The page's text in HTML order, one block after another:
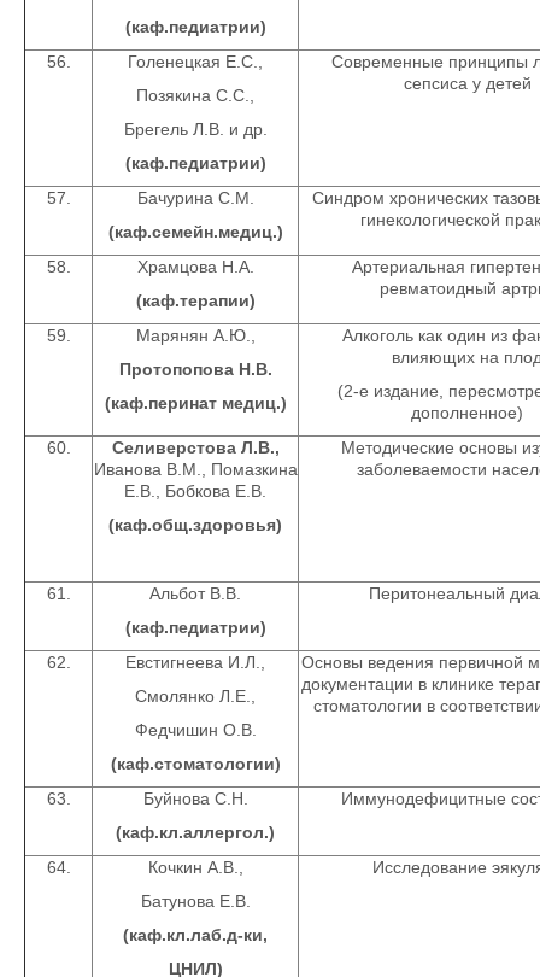
(каф.педиатрии)
56.
Голенецкая Е.С.,
Позякина С.С.,
Брегель Л.В. и др.
(каф.педиатрии)
Современные принципы
сепсиса у детей
57.
Бачурина С.М.
(каф.семейн.медиц.)
Синдром хронических
гинекологической
58.
Храмцова Н.А.
(каф.терапии)
Артериальная
ревматоидный
59.
Марянян А.Ю.,
Протопопова Н.В.
(каф.перинат медиц.)
Алкоголь как один из
влияющих на
(2-е издание,
дополненное)
60.
Селиверстова Л.В.,
Иванова В.М., Помазкина
Е.В., Бобкова Е.В.
(каф.общ.здоровья)
Методические основы
заболеваемости
61.
Альбот В.В.
(каф.педиатрии)
Перитонеальный
62.
Евстигнеева И.Л.,
Смолянко Л.Е.,
Федчишин О.В.
(каф.стоматологии)
Основы ведения первичной
документации в клинике
стоматологии в
63.
Буйнова С.Н.
(каф.кл.аллергол.)
Иммунодефицитные
64.
Кочкин А.В.,
Батунова Е.В.
(каф.кл.лаб.д-ки,
ЦНИЛ)
Исследование